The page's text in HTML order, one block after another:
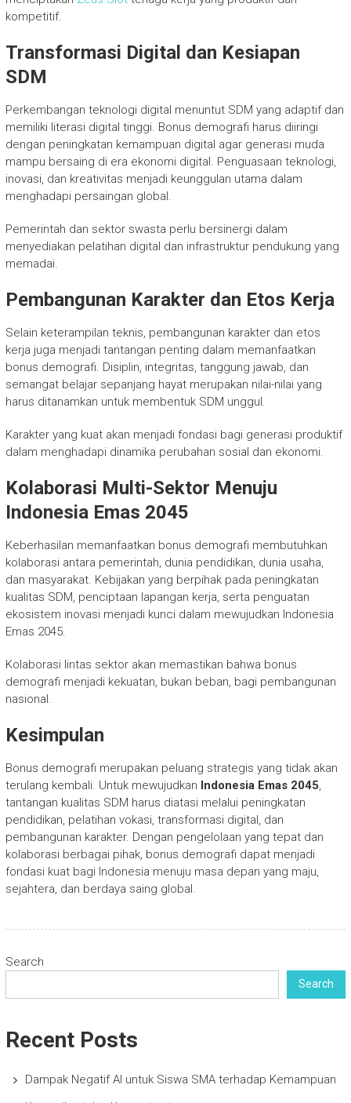
kompetitif.
Transformasi Digital dan Kesiapan
SDM
Perkembangan teknologi digital menuntut SDM yang adaptif dan
memiliki literasi digital tinggi. Bonus demografi harus diiringi
dengan peningkatan kemampuan digital agar generasi muda
mampu bersaing di era ekonomi digital. Penguasaan teknologi,
inovasi, dan kreativitas menjadi keunggulan utama dalam
menghadapi persaingan global.
Pemerintah dan sektor swasta perlu bersinergi dalam
menyediakan pelatihan digital dan infrastruktur pendukung yang
memadai.
Pembangunan Karakter dan Etos Kerja
Selain keterampilan teknis, pembangunan karakter dan etos
kerja juga menjadi tantangan penting dalam memanfaatkan
bonus demografi. Disiplin, integritas, tanggung jawab, dan
semangat belajar sepanjang hayat merupakan nilai-nilai yang
harus ditanamkan untuk membentuk SDM unggul.
Karakter yang kuat akan menjadi fondasi bagi generasi produktif
dalam menghadapi dinamika perubahan sosial dan ekonomi.
Kolaborasi Multi-Sektor Menuju
Indonesia Emas 2045
Keberhasilan memanfaatkan bonus demografi membutuhkan
kolaborasi antara pemerintah, dunia pendidikan, dunia usaha,
dan masyarakat. Kebijakan yang berpihak pada peningkatan
kualitas SDM, penciptaan lapangan kerja, serta penguatan
ekosistem inovasi menjadi kunci dalam mewujudkan Indonesia
Emas 2045.
Kolaborasi lintas sektor akan memastikan bahwa bonus
demografi menjadi kekuatan, bukan beban, bagi pembangunan
nasional.
Kesimpulan
Bonus demografi merupakan peluang strategis yang tidak akan
terulang kembali. Untuk mewujudkan Indonesia Emas 2045,
tantangan kualitas SDM harus diatasi melalui peningkatan
pendidikan, pelatihan vokasi, transformasi digital, dan
pembangunan karakter. Dengan pengelolaan yang tepat dan
kolaborasi berbagai pihak, bonus demografi dapat menjadi
fondasi kuat bagi Indonesia menuju masa depan yang maju,
sejahtera, dan berdaya saing global.
Search
Search
Recent Posts
Dampak Negatif AI untuk Siswa SMA terhadap Kemampuan